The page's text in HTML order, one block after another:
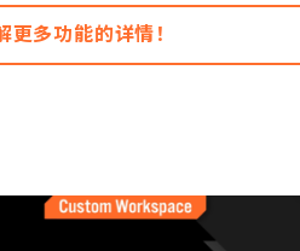
更多功能的详情！